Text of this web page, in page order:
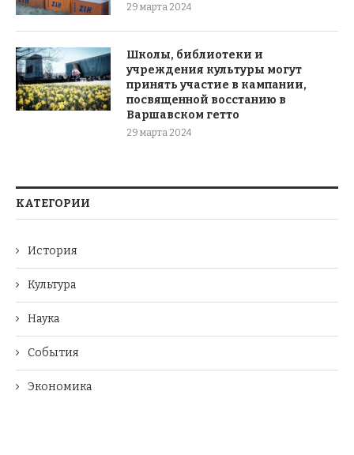
29 марта 2024
Школы, библиотеки и
учреждения культуры могут
принять участие в кампании,
посвященной восстанию в
Варшавском гетто
29 марта 2024
КАТЕГОРИИ
История
Культура
Наука
События
Экономика